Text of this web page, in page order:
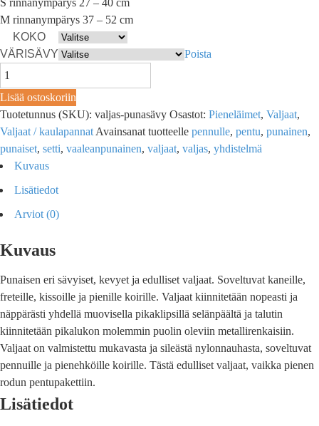
S rinnanympärys 27 – 40 cm
M rinnanympärys 37 – 52 cm
KOKO
VÄRISÄVY
Poista
Lisää ostoskoriin
Tuotetunnus (SKU): valjas-punasävy Osastot: Pieneläimet, Valjaat,
Valjaat / kaulapannat Avainsanat tuotteelle pennulle, pentu, punainen,
punaiset, setti, vaaleanpunainen, valjaat, valjas, yhdistelmä
Kuvaus
Lisätiedot
Arviot (0)
Kuvaus
Punaisen eri sävyiset, kevyet ja edulliset valjaat. Soveltuvat kaneille,
freteille, kissoille ja pienille koirille. Valjaat kiinnitetään nopeasti ja
näppärästi yhdellä muovisella pikaklipsillä selänpäältä ja talutin
kiinnitetään pikalukon molemmin puolin oleviin metallirenkaisiin.
Valjaat on valmistettu mukavasta ja sileästä nylonnauhasta, soveltuvat
pennuille ja pienehköille koirille. Tästä edulliset valjaat, vaikka pienen
rodun pentupakettiin.
Lisätiedot